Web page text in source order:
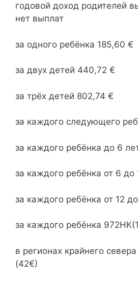
годовой доход родителей
нет выплат
за одного ребёнка 185,60 €
за двух детей 440,72 €
за трёх детей 802,74 €
за каждого следующего
за каждого ребёнка до 6
за каждого ребёнка от 6 до
за каждого ребёнка от 12
за каждого ребёнка
в регионах крайнего
(42€)